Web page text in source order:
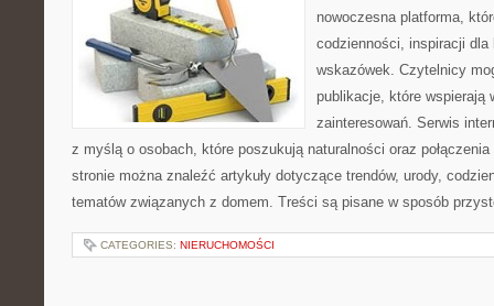
nowoczesna platforma,
codzienności, inspiracji
wskazówek. Czytelnicy
publikacje, które wspierają
zainteresowań. Serwis
z myślą o osobach, które poszukują naturalności oraz
stronie można znaleźć artykuły dotyczące trendów, urody,
tematów związanych z domem. Treści są pisane w sposób
CATEGORIES: NIERUCHOMOŚCI